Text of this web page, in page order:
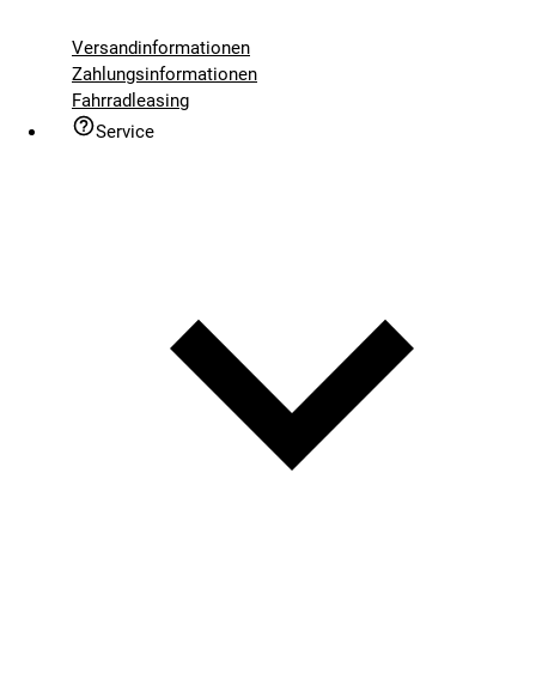
Versandinformationen
Zahlungsinformationen
Fahrradleasing
Service